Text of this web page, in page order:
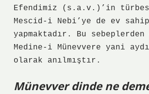
Efendimiz (s.a.v.)’in
Mescid-i Nebi’ye de ev
yapmaktadır. Bu sebeplerden
Medine-i Münevvere yani
olarak anılmıştır.
Münevver dinde ne